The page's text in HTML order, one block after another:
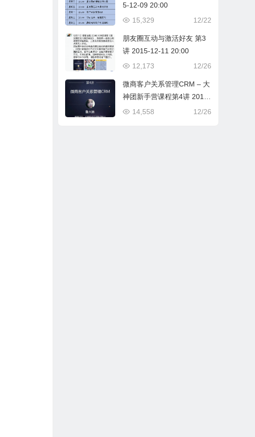
5-12-09 20:00
12/22
15,329
朋友圈互动与激活好友 第3
讲 2015-12-11 20:00
12/26
12,173
微商客户关系管理CRM – 大
神团新手营课程第4讲 2015-
12-14 20:00
12/26
14,558